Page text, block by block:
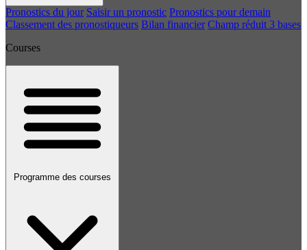
Pronostics du jour Saisir un pronostic Pronostics pour demain
Classement des pronostiqueurs Bilan financier Champ réduit 3 bases
Courses
Programme des courses